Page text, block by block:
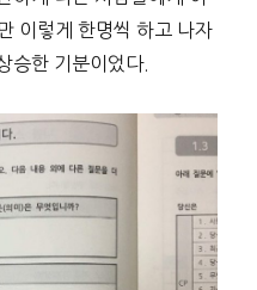
이렇게 한명씩 하고 나자
승한 기분이었다.